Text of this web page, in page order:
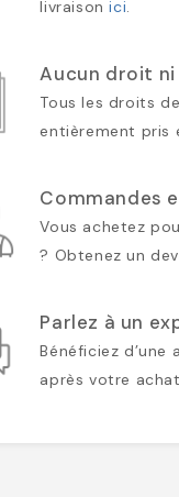
livraisonici.
Aucun droit
Tous les droits
entièrement pris
Commandes
Vous achetez
? Obtenez un
Parlez à un
Bénéficiez
après votre